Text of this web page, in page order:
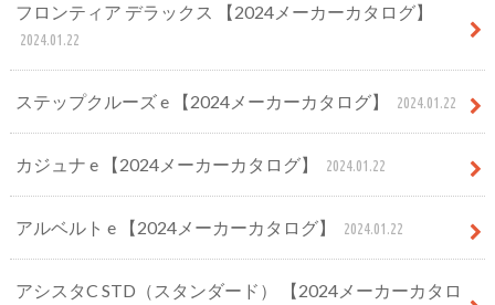
フロンティア デラックス 【2024メーカーカタログ】
2024.01.22
ステップクルーズ e 【2024メーカーカタログ】 2024.01.22
カジュナ e 【2024メーカーカタログ】 2024.01.22
アルベルト e 【2024メーカーカタログ】 2024.01.22
アシスタC STD（スタンダード） 【2024メーカーカタロ